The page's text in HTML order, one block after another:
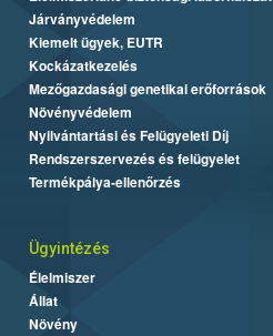
Járványvédelem
Kiemelt ügyek, EUTR
Kockázatkezelés
Mezőgazdasági genetikai erőforrások
Növényvédelem
Nyilvántartási és Felügyeleti Díj
Rendszerszervezés és felügyelet
Termékpálya-ellenőrzés
Ügyintézés
Élelmiszer
Állat
Növény